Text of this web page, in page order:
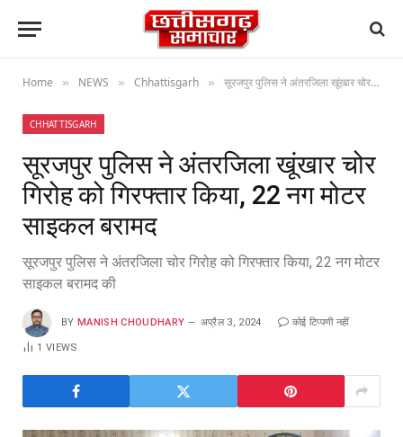
Home » NEWS » Chhattisgarh » सूरजपुर पुलिस ने अंतरजिला खूंखार चोर गिरोह को गिरफ्तार किया, 22 नग मोटर साइकल बरामद
CHHATTISGARH
सूरजपुर पुलिस ने अंतरजिला खूंखार चोर
गिरोह को गिरफ्तार किया, 22 नग मोटर
साइकल बरामद
सूरजपुर पुलिस ने अंतरजिला चोर गिरोह को गिरफ्तार किया, 22 नग मोटर
साइकल बरामद की
BY MANISH CHOUDHARY अप्रैल 3, 2024 कोई टिप्पणी नहीं
1VIEWS